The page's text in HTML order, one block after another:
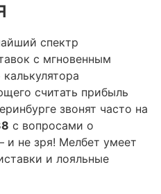
спектр
с мгновенным
считать прибыль
звонят часто на
с вопросами о
не зря! Мелбет умеет
и лояльные